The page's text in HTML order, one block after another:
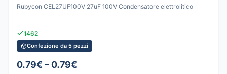
Rubycon CEL27UF100V 27uF 100V Condensatore elettrolitico
1462
Confezione da 5 pezzi
0.79€ – 0.79€